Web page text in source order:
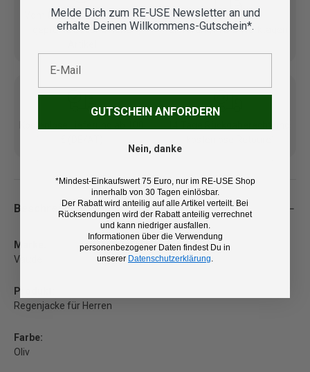
Vom Outdoor Spezialisten
geprüfte Second Hand
Lieferung in 3-5 Werktagen
Beschreibung
Marke:
Vaude
Produkt:
Regenjacke für Herren
Farbe:
Oliv
Melde Dich zum RE-USE Newsletter an und
erhalte Deinen Willkommens-Gutschein*.
GUTSCHEIN ANFORDERN
Nein, danke
*Mindest-Einkaufswert 75 Euro, nur im RE-USE Shop
innerhalb von 30 Tagen einlösbar.
Der Rabatt wird anteilig auf alle Artikel verteilt. Bei
Rücksendungen wird der Rabatt anteilig verrechnet
und kann niedriger ausfallen.
Informationen über die Verwendung
personenbezogener Daten findest Du in
unserer Datenschutzerklärung